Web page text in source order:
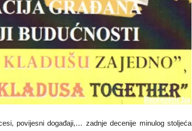
povijesni događaji,… zadnje decenije minulog stoljeća